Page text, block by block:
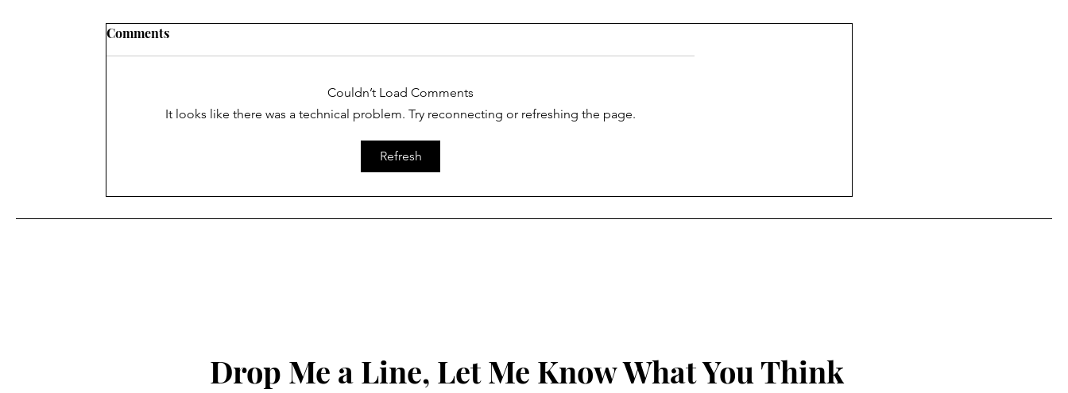
સામાન્ય સભા ગાંધીનગર ખાતે
સચીનમાં છરીના ધાકે લૂંટ કરનાર
આરોપીઓનું સીન રી-
કન્સ્ટ્રક્શન સફળ...
મહોત્સવ
Comments
Couldn’t Load Comments
It looks like there was a technical problem. Try reconnecting or refreshing the page.
Refresh
Drop Me a Line, Let Me Know What You Think